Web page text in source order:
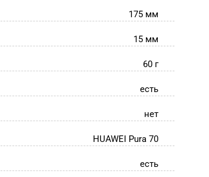
175 мм
15 мм
60 г
есть
нет
HUAWEI Pura 70
есть